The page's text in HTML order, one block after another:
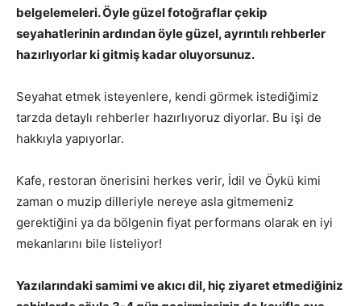
belgelemeleri. Öyle güzel fotoğraflar çekip
seyahatlerinin ardından öyle güzel, ayrıntılı rehberler
hazırlıyorlar ki gitmiş kadar oluyorsunuz.
Seyahat etmek isteyenlere, kendi görmek istediğimiz
tarzda detaylı rehberler hazırlıyoruz diyorlar. Bu işi de
hakkıyla yapıyorlar.
Kafe, restoran önerisini herkes verir, İdil ve Öykü kimi
zaman o muzip dilleriyle nereye asla gitmemeniz
gerektiğini ya da bölgenin fiyat performans olarak en iyi
mekanlarını bile listeliyor!
Yazılarındaki samimi ve akıcı dil, hiç ziyaret etmediğiniz